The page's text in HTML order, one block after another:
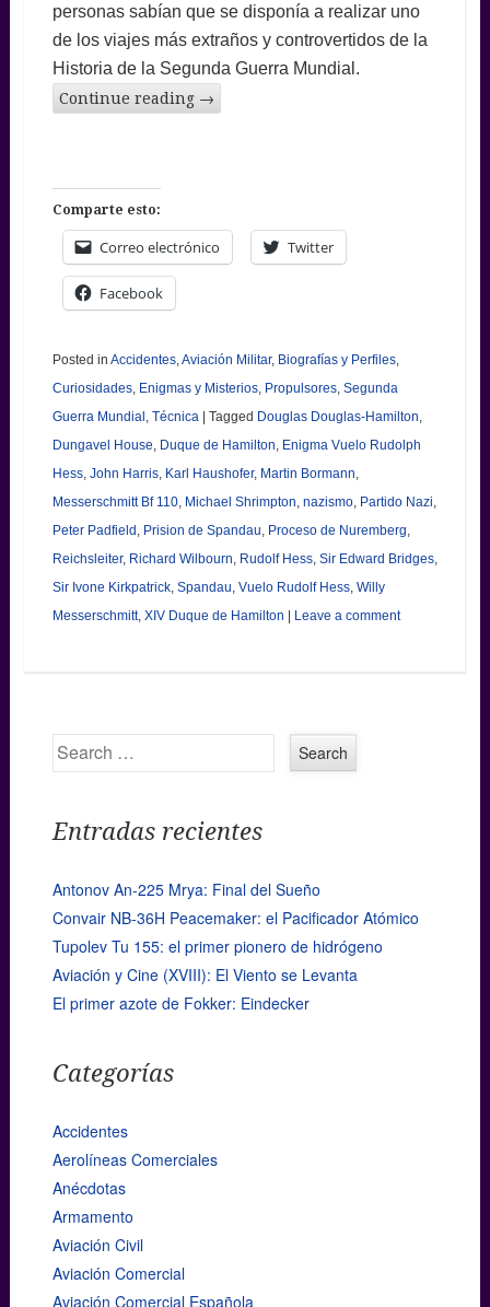
personas sabían que se disponía a realizar uno
de los viajes más extraños y controvertidos de la
Historia de la Segunda Guerra Mundial.
Continue reading →
Comparte esto:
Correo electrónico Twitter
Facebook
Posted in Accidentes,Aviación Militar, Biografías y Perfiles,
Curiosidades, Enigmas y Misterios, Propulsores, Segunda
Guerra Mundial , Técnica Tagged Douglas Douglas-Hamilton,
Dungavel House, Duque de Hamilton, Enigma Vuelo Rudolph
Hess, John Harris, Karl Haushofer, Martin Bormann,
Messerschmitt Bf 110, Michael Shrimpton, nazismo, Partido Nazi,
Peter Padfield , Prision de Spandau, Proceso de Nuremberg,
Reichsleiter, Richard Wilbourn, Rudolf Hess, Sir Edward Bridges,
Sir Ivone Kirkpatrick, Spandau, Vuelo Rudolf Hess, Willy
Messerschmitt, XIV Duque de Hamilton Leave a comment
Search
Entradas recientes
Antonov An-225 Mrya: Final del Sueño
Convair NB-36H Peacemaker: el Pacificador Atómico
Tupolev Tu 155: el primer pionero de hidrógeno
Aviación y Cine (XVIII): El Viento se Levanta
El primer azote de Fokker: Eindecker
Categorías
Accidentes
Aerolíneas Comerciales
Anécdotas
Armamento
Aviación Civil
Aviación Comercial
Aviación Comercial Española